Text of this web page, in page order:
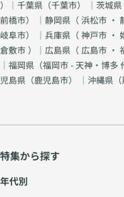
）｜千葉県（千葉市） ｜茨城県
前橋市） ｜静岡県（浜松市 ・
岐阜市） ｜兵庫県（神戸市 ・
倉敷市）｜広島県（ 広島市 ・
｜福岡県（福岡市 - 天神・博多
児島県（鹿児島市） ｜沖縄県（
特集から探す
年代別